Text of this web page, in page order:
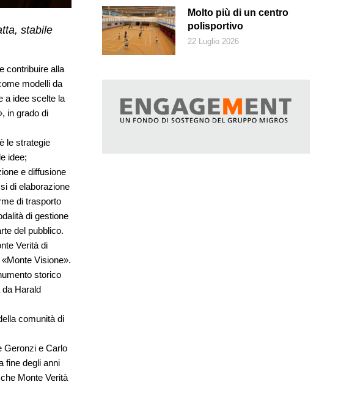
stabile
contribuire alla
modelli da
a idee scelte la
in grado di
le strategie
idee;
e diffusione
di elaborazione
di trasporto
di gestione
del pubblico.
Verità di
Visione».
storico
da Harald
comunità di
Geronzi e Carlo
fine degli anni
Monte Verità
Molto più di un centro
polisportivo
22 Luglio 2026